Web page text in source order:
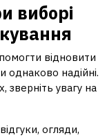
виборі
відновити
однаково надійні.
зверніть увагу на
огляди,